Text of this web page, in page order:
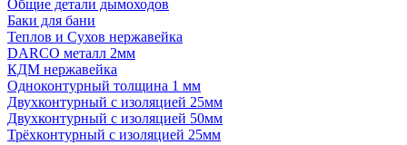
Общие детали дымоходов
Баки для бани
Теплов и Сухов нержавейка
DARCO металл 2мм
КДМ нержавейка
Одноконтурный толщина 1 мм
Двухконтурный с изоляцией 25мм
Двухконтурный с изоляцией 50мм
Трёхконтурный с изоляцией 25мм